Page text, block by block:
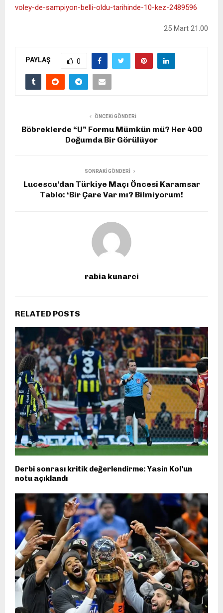
voley-de-sampiyon-belli-oldu-tarihinde-10-kez-2489596
25 Mart 21.00
PAYLAŞ 0
ÖNCEKI GÖNDERI
Böbreklerde “U” Formu Mümkün mü? Her 400
Doğumda Bir Görülüyor
SONRAKI GÖNDERI
Lucescu’dan Türkiye Maçı Öncesi Karamsar
Tablo: ‘Bir Çare Var mı? Bilmiyorum!
rabia kunarci
RELATED POSTS
Derbi sonrası kritik değerlendirme: Yasin Kol’un
notu açıklandı